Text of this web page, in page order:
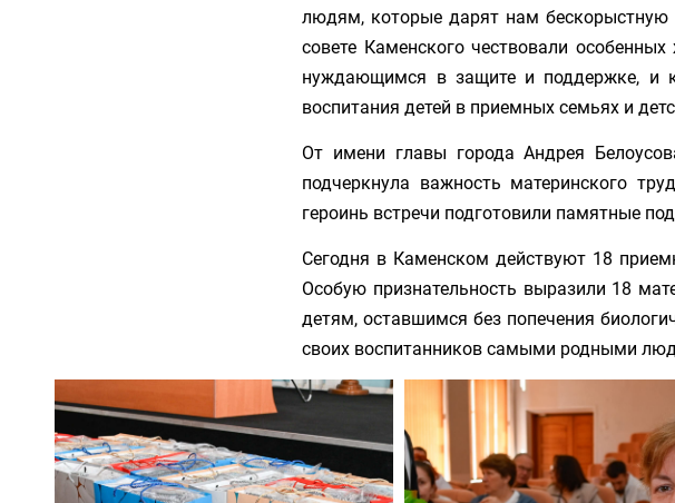
людям, которые дарят нам
совете Каменского чествовали
нуждающимся в защите и поддержке, и
воспитания детей в приемных семьях и
От имени главы города Андрея
подчеркнула важность материнского
героинь встречи подготовили памятные
Сегодня в Каменском действуют 18
Особую признательность выразили 18
детям, оставшимся без попечения
своих воспитанников самыми родными